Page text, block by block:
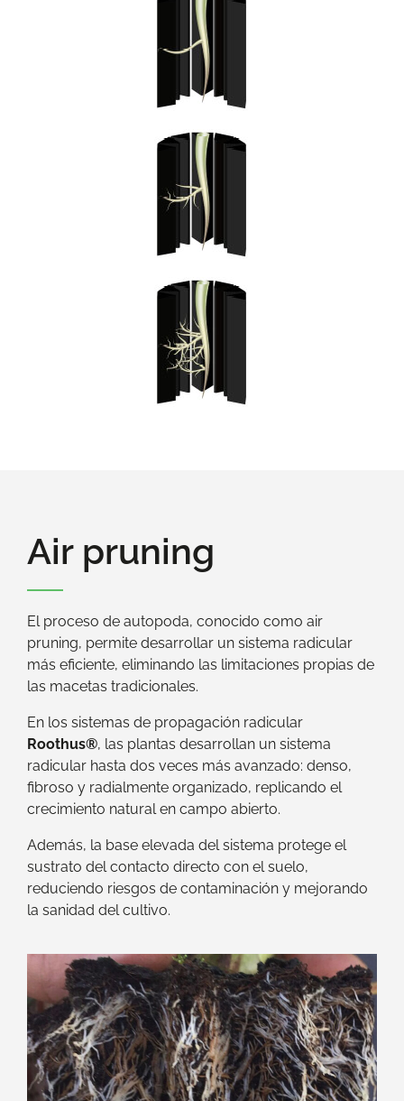
Air pruning
El proceso de autopoda, conocido como air
pruning, permite desarrollar un sistema radicular
más eficiente, eliminando las limitaciones propias de
las macetas tradicionales.
En los sistemas de propagación radicular
Roothus®, las plantas desarrollan un sistema
radicular hasta dos veces más avanzado: denso,
fibroso y radialmente organizado, replicando el
crecimiento natural en campo abierto.
Además, la base elevada del sistema protege el
sustrato del contacto directo con el suelo,
reduciendo riesgos de contaminación y mejorando
la sanidad del cultivo.